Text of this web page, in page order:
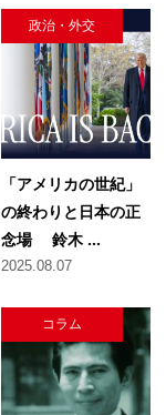
政治・外交
「アメリカの世紀」
の終わりと日本の正
念場 鈴木 ...
2025.08.07
コラム